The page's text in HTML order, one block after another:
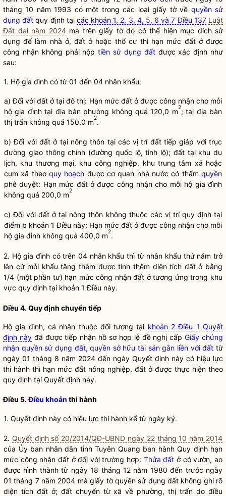
tháng 10 năm 1993 có một trong các loại giấy tờ về quyền sử
dụng đất quy định tại các khoản 1, 2, 3, 4, 5, 6 và 7 Điều 137 Luật
Đất đai năm 2024mà trên giấy tờ đó có thể hiện mục đích sử
dụng để làm nhà ở, đất ở hoặc thổ cư thì hạn mức đất ở được
công nhận không phải nộptiền sử dụng đấtđược xác định như
sau:
1. Hộ gia đình có từ 01 đến 04 nhân khẩu:
a) Đối với đất ở tại đô thị: Hạn mức đất ở được công nhận cho mỗi
hộ gia đình tại địa bànphường không quá 120,0 m2; tại địa bàn
thị trấn không quá 150,0 m2.
b) Đối với đất ở tại nông thôn tại các vị trí đất tiếp giáp với trục
đường giao thông chính (đường quốc lộ, tỉnh lộ); đất tại khu du
lịch, khu thương mại, khu công nghiệp, khu trung tâm xã hoặc
cụm xã theo quy hoạch được cơ quan nhà nước có thẩmquyền
phê duyệt: Hạn mức đất ở được công nhận cho mỗi hộ gia đình
không quá 200,0 m2
c) Đối với đất ở tại nông thôn không thuộc các vị trí quy định tại
điểm b khoản 1 Điều này: Hạn mức đất ở được công nhận cho mỗi
hộ gia đình không quá 400,0 m2.
2. Hộ gia đình có trên 04 nhân khẩu thì từ nhân khẩu thứ năm trở
lên cứ mỗi khẩu tăng thêm được tính thêm diện tích đất ở bằng
1/4 (một phần tư) hạn mức công nhận đất ở tương ứng trong khu
vực quy định tại khoản 1 Điều này.
Điều 4. Quy định chuyển tiếp
Hộ gia đình, cá nhân thuộc đối tượng tại khoản 2 Điều 1 Quyết
định nàyđã được tiếp nhận hồ sơ hợp lệ đề nghị cấpGiấy chứng
nhận quyền sử dụng đất, quyền sở hữu tài sản gắn liền với đất từ
ngày 01 tháng 8 năm 2024 đến ngày Quyết định này có hiệu lực
thi hành thì hạn mức đất nông nghiệp, đất ở được thực hiện theo
quy định tại Quyết định này.
Điều 5.Điều khoản thi hành
1. Quyết định này có hiệu lực thi hành kể từ ngày ký.
2. Quyết định số 20/2014/QĐ-UBND ngày 22 tháng 10 năm 2014
của Ủy ban nhân dân tỉnh Tuyên Quang ban hành Quy định hạn
mức công nhận đất ở đối với trường hợp: Thửa đất ở có vườn, ao
được hình thành từ ngày 18 tháng 12 năm 1980 đến trước ngày
01 tháng 7 năm 2004 mà giấy tờquyền sử dụng đấtkhông ghi rõ
diện tích đất ở; đất chuyển từ xã về phường, thị trấn do điều